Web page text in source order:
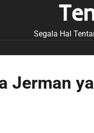
Segala Hal
Jerman